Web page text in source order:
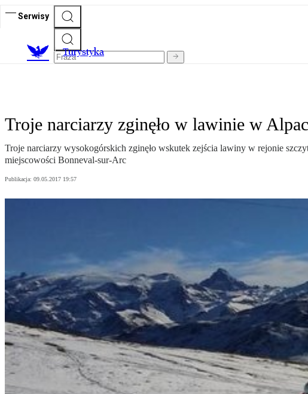
Serwisy
Turystyka
Troje narciarzy zginęło w lawinie w
Troje narciarzy wysokogórskich zginęło wskutek zejścia lawiny w rejonie
miejscowości Bonneval-sur-Arc
Publikacja: 09.05.2017 19:57